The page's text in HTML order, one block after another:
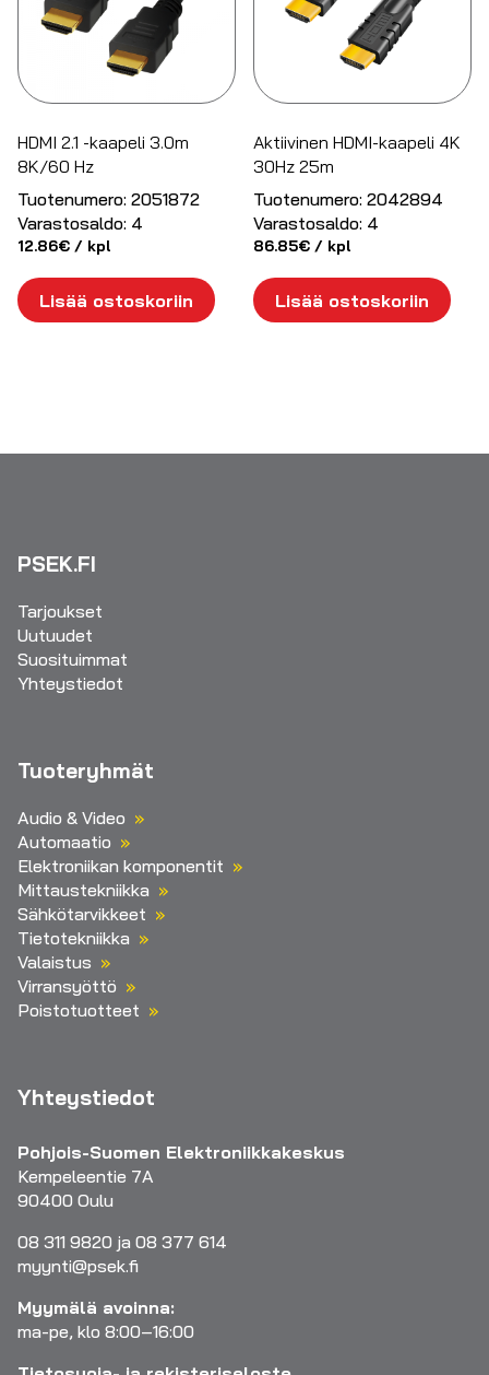
HDMI 2.1 -kaapeli 3.0m
8K/60 Hz
Tuotenumero: 2051872
Varastosaldo: 4
12.86€ / kpl
Lisää ostoskoriin
Aktiivinen HDMI-kaapeli 4K
30Hz 25m
Tuotenumero: 2042894
Varastosaldo: 4
86.85€ / kpl
Lisää ostoskoriin
PSEK.FI
Tarjoukset
Uutuudet
Suosituimmat
Yhteystiedot
Tuoteryhmät
Audio & Video
Automaatio
Elektroniikan komponentit
Mittaustekniikka
Sähkötarvikkeet
Tietotekniikka
Valaistus
Virransyöttö
Poistotuotteet
Yhteystiedot
Pohjois-Suomen Elektroniikkakeskus
Kempeleentie 7A
90400 Oulu
08 311 9820 ja 08 377 614
myynti@psek.fi
Myymälä avoinna:
ma-pe, klo 8:00–16:00